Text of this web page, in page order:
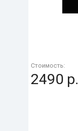
Стоимость:
2490 р.